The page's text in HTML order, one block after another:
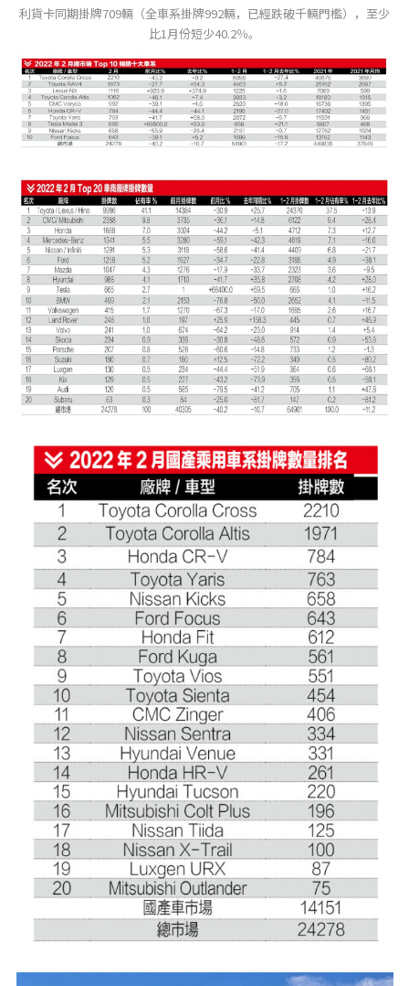
利貨卡同期掛牌709輛（全車系掛牌992輛，已經跌破千輛門檻），至少
比1月份短少40.2％。